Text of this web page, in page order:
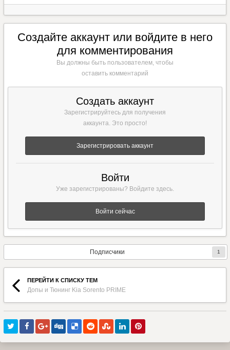
Создайте аккаунт или войдите в него
для комментирования
Вы должны быть пользователем, чтобы
оставить комментарий
Создать аккаунт
Зарегистрируйтесь для получения
аккаунта. Это просто!
Зарегистрировать аккаунт
Войти
Уже зарегистрированы? Войдите здесь.
Войти сейчас
Подписчики 1
ПЕРЕЙТИ К СПИСКУ ТЕМ
Допы и Тюнинг Kia Sorento PRIME